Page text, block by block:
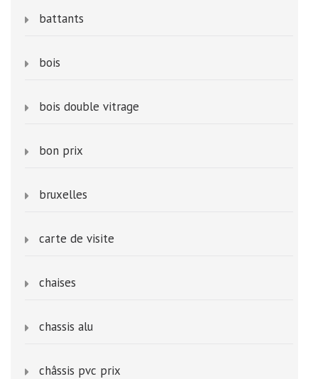
battants
bois
bois double vitrage
bon prix
bruxelles
carte de visite
chaises
chassis alu
châssis pvc prix